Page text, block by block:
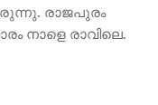
രാജപുരം
നാളെ രാവിലെ.